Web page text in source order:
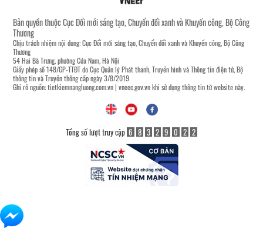
Bản quyền thuộc Cục Đổi mới sáng tạo, Chuyển đổi xanh và Khuyến công, Bộ Công
Thương
Chịu trách nhiệm nội dung: Cục Đổi mới sáng tạo, Chuyển đổi xanh và Khuyến công, Bộ Công
Thương
54 Hai Bà Trưng, phường Cửa Nam, Hà Nội
Giấy phép số 148/GP-TTĐT do Cục Quản lý Phát thanh, Truyền hình và Thông tin điện tử, Bộ
thông tin và Truyền thông cấp ngày 3/8/2019
Ghi rõ nguồn:tietkiemnangluong.com.vn| vneec.gov.vnkhi sử dụng thông tin từ website này.
Tổng số lượt truy cập 6 8 3 2 9 0 2 2